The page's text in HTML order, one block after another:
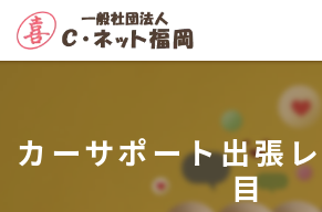
カーサポート出張
目